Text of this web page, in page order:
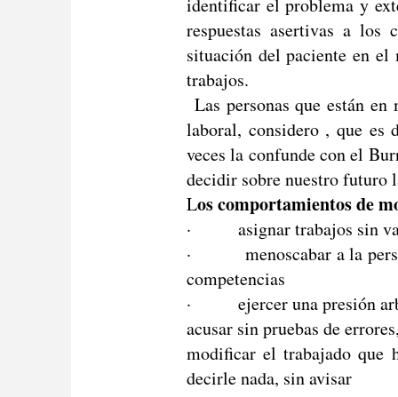
identificar el problema y
respuestas asertivas a los
situación del paciente en
trabajos.
Las personas que están
laboral, considero , que es
veces la confunde con el
decidir sobre nuestro futuro
Los comportamientos de
· asignar trabajos sin
· menoscabar a la
competencias
· ejercer una presión
acusar sin pruebas de
modificar el trabajado que
decirle nada, sin avisar